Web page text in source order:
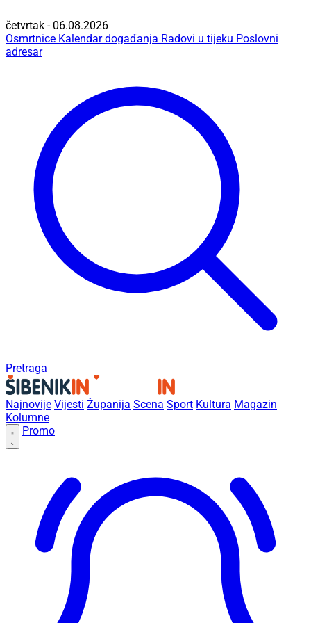
četvrtak - 06.08.2026
Osmrtnice Kalendar događanja Radovi u tijeku Poslovni
adresar
Pretraga
Najnovije Vijesti Županija Scena Sport Kultura Magazin
Kolumne
Promo